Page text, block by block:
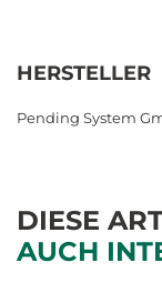
HERSTELLER
Pending System
DIESE
AUCH